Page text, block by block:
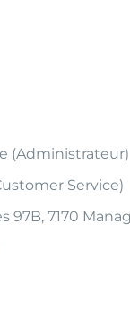
(Administrateur)
Service)
97B, 7170